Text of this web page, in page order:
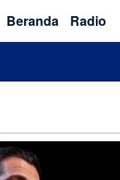
Beranda Radio